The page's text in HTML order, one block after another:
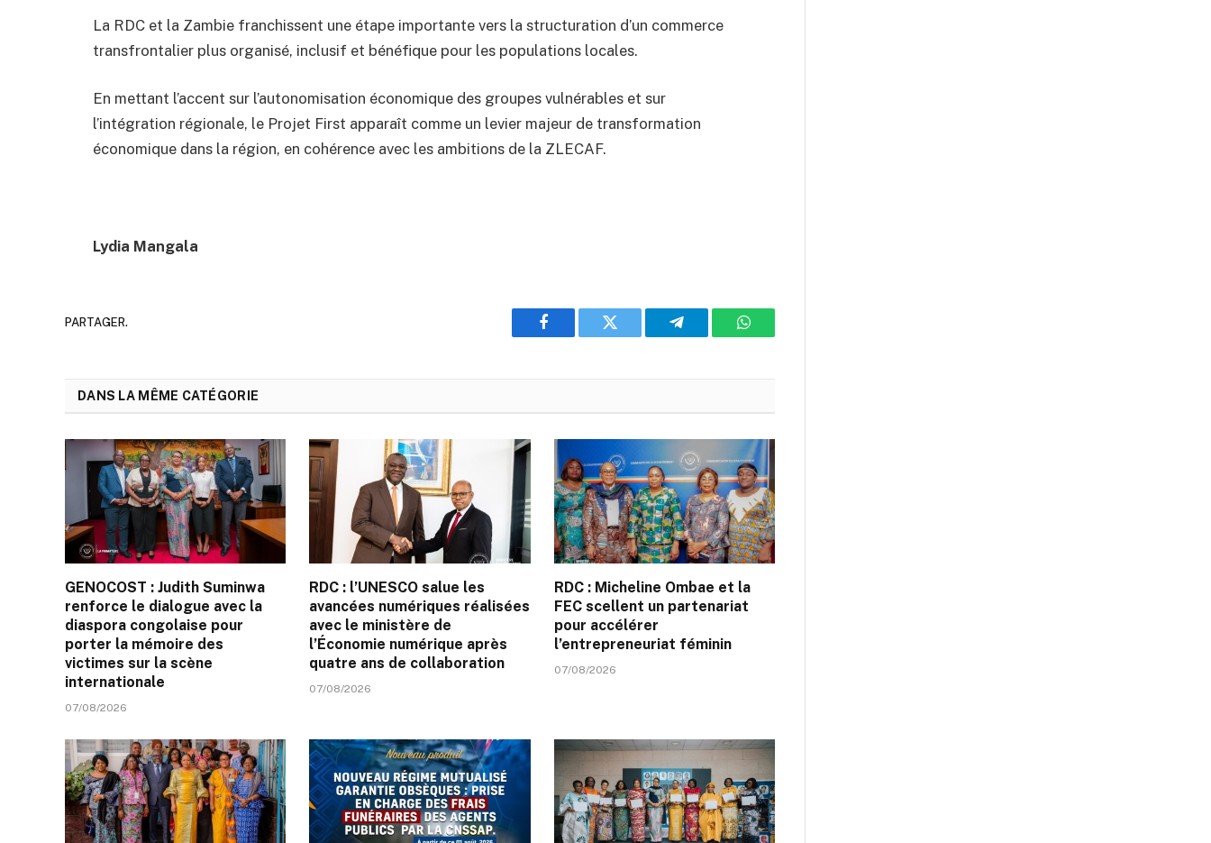
La RDC et la Zambie franchissent une étape importante vers la structuration d’un commerce
transfrontalier plus organisé, inclusif et bénéfique pour les populations locales.
En mettant l’accent sur l’autonomisation économique des groupes vulnérables et sur
l’intégration régionale, le Projet First apparaît comme un levier majeur de transformation
économique dans la région, en cohérence avec les ambitions de la ZLECAF.
Lydia Mangala
PARTAGER.
Facebook Twitter Telegram WhatsApp
DANS LA MÊME CATÉGORIE
GENOCOST : Judith Suminwa
renforce le dialogue avec la
diaspora congolaise pour
porter la mémoire des
victimes sur la scène
internationale
07/08/2026
RDC : l’UNESCO salue les
avancées numériques réalisées
avec le ministère de
l’Économie numérique après
quatre ans de collaboration
07/08/2026
RDC : Micheline Ombae et la
FEC scellent un partenariat
pour accélérer
l’entrepreneuriat féminin
07/08/2026